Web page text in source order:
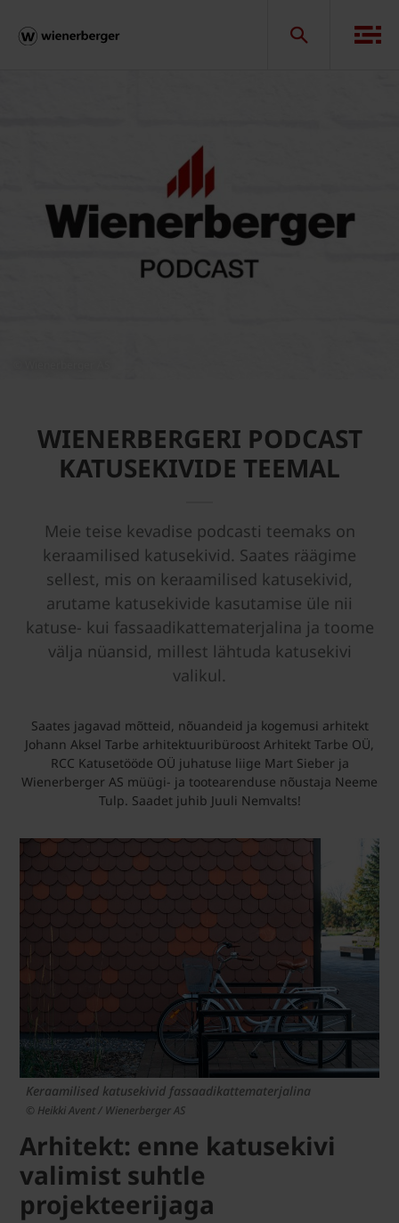
WIENERBERGERI PODCAST
KATUSEKIVIDE TEEMAL
Meie teise kevadise podcasti teemaks on
keraamilised katusekivid. Saates räägime
sellest, mis on keraamilised katusekivid,
arutame katusekivide kasutamise üle nii
katuse- kui fassaadikattematerjalina ja toome
välja nüansid, millest lähtuda katusekivi
valikul.
Saates jagavad mõtteid, nõuandeid ja kogemusi arhitekt
Johann Aksel Tarbe arhitektuuribüroost Arhitekt Tarbe OÜ,
RCC Katusetööde OÜ juhatuse liige Mart Sieber ja
Wienerberger AS müügi- ja tootearenduse nõustaja Neeme
Tulp. Saadet juhib Juuli Nemvalts!
Keraamilised katusekivid fassaadikattematerjalina
© Heikki Avent / Wienerberger AS
Arhitekt: enne katusekivi
valimist suhtle
projekteerijaga